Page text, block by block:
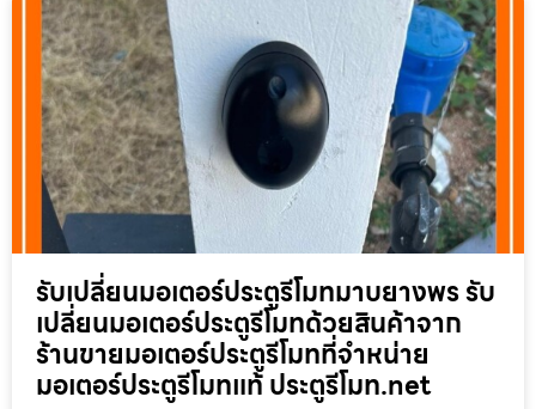
รับเปลี่ยนมอเตอร์ประตูรีโมทมาบยางพร รับ
เปลี่ยนมอเตอร์ประตูรีโมทด้วยสินค้าจาก
ร้านขายมอเตอร์ประตูรีโมทที่จำหน่าย
มอเตอร์ประตูรีโมทแท้ ประตูรีโมท.net